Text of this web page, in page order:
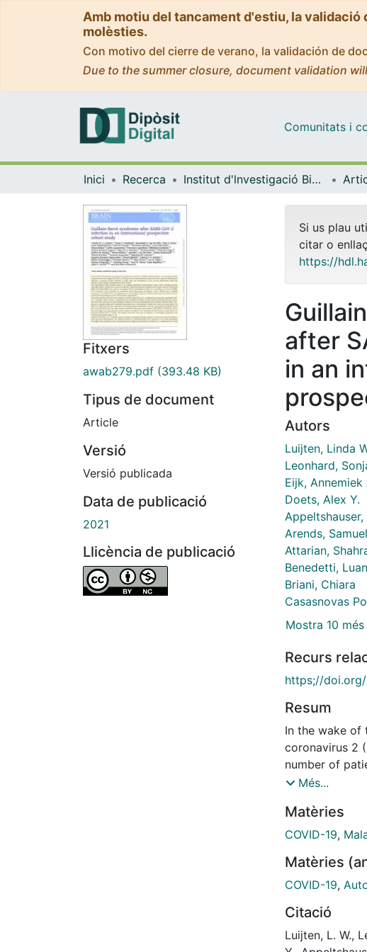
Amb motiu del tancament d'estiu, la
molèsties.
Con motivo del cierre de verano, la validación de
Due to the summer closure, document validation
Comunitats i
Inici Recerca Institut d'lnvestigació Biomèdica de Bellvitge (IDIBELL)
Fitxers
awab279.pdf (393.48 KB)
Tipus de document
Article
Versió
Versió publicada
Data de publicació
2021
Llicència de publicació
Si us plau
citar o
https://
after
in an
Autors
Luijten, Linda
Leonhard,
Eijk,
Doets, Alex Y.
Appeltshauser,
Arends, Samuel
Attarian,
Benedetti,
Briani, Chiara
Casasnovas
Mostra 10 més
Recurs
https;//
Resum
In the wake of
coronavirus 2
number of
Guillain-Barre
these cases
were case
The
with GBS
from patients
Més...
Matèries
COVID-19,
Matèries
COVID-19,
Citació
Luijten, L. W.,